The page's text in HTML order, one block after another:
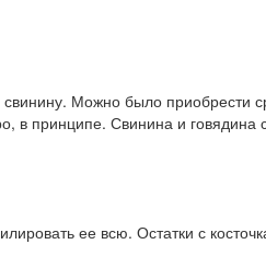
Можно было приобрести
в принципе. Свинина и говядина
ее всю. Остатки с